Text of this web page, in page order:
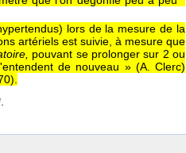
lors de la mesure de la
artériels est suivie, à mesure que
pouvant se prolonger sur 2 ou
de nouveau » (A. Clerc)
).